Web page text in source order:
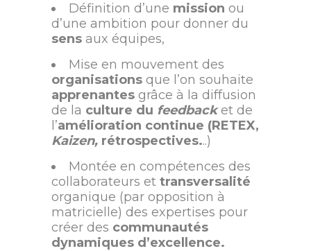
Définition d’une mission ou
d’une ambition pour donner du
sens aux équipes,
Mise en mouvement des
organisations que l’on souhaite
apprenantes grâce à la diffusion
de la culture du feedbacket de
l’amélioration continue (RETEX,
Kaizen, rétrospectives...)
Montée en compétences des
collaborateurs et transversalité
organique (par opposition à
matricielle) des expertises pour
créer des communautés
dynamiques d’excellence.